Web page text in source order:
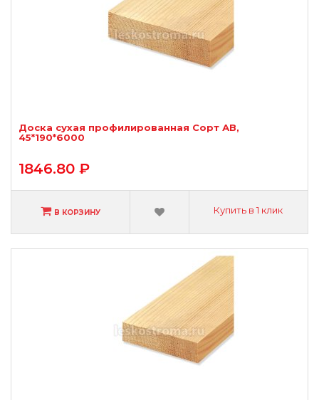
Доска сухая профилированная Сорт АВ,
45*190*6000
1846.80 ₽
В КОРЗИНУ Купить в 1 клик